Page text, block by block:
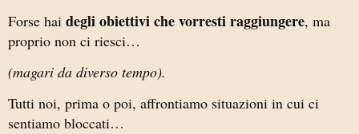
Forse hai degli obiettivi che vorresti raggiungere, ma
proprio non ci riesci…
(magari da diverso tempo).
Tutti noi, prima o poi, affrontiamo situazioni in cui ci
sentiamo bloccati…